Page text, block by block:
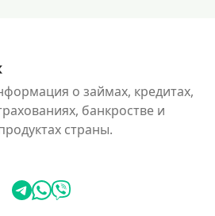
о займах, кредитах,
банкростве и
страны.